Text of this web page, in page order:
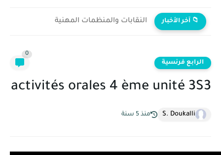
📁 آخر الأخبار النقابات والمنظمات المهنية
الرابع فرنسية
0
activités orales 4 ème unité 3S3
S. Doukalli منذ 5 سنة